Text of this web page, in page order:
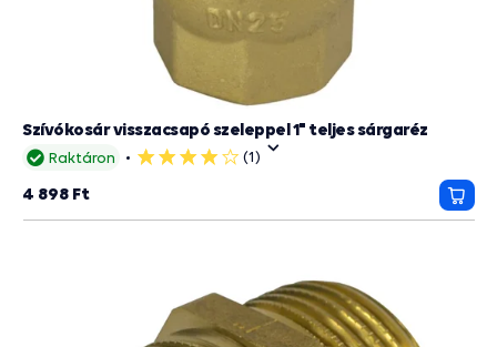
Raktáron
4
(1)
Szívókosár visszacsapó szeleppel 1" teljes sárgaréz
4 898 Ft